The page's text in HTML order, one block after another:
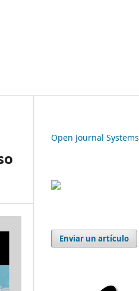
Open Journal Systems
Enviar un artículo